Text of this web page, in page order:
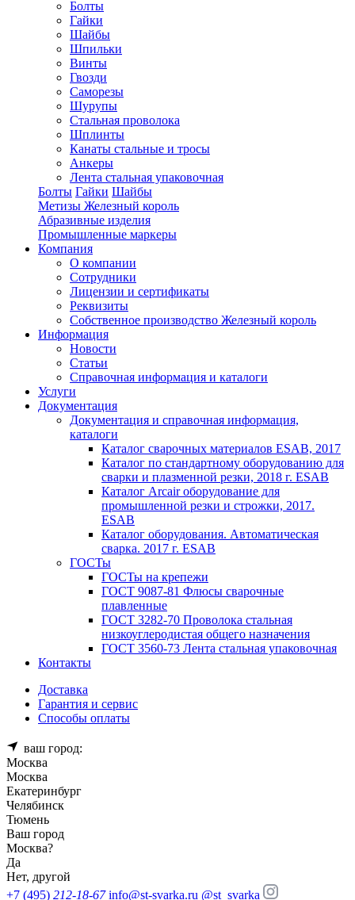
Болты
Гайки
Шайбы
Шпильки
Винты
Гвозди
Саморезы
Шурупы
Стальная проволока
Шплинты
Канаты стальные и тросы
Анкеры
Лента стальная упаковочная
Болты Гайки Шайбы
Метизы Железный король
Абразивные изделия
Промышленные маркеры
Компания
О компании
Сотрудники
Лицензии и сертификаты
Реквизиты
Собственное производство Железный король
Информация
Новости
Статьи
Справочная информация и каталоги
Услуги
Документация
Документация и справочная информация,
каталоги
Каталог сварочных материалов ESAB, 2017
Каталог по стандартному оборудованию для
сварки и плазменной резки, 2018 г. ESAB
Каталог Arcair оборудование для
промышленной резки и строжки, 2017.
ESAB
Каталог оборудования. Автоматическая
сварка. 2017 г. ESAB
ГОСТы
ГОСТы на крепежи
ГОСТ 9087-81 Флюсы сварочные
плавленные
ГОСТ 3282-70 Проволока стальная
низкоуглеродистая общего назначения
ГОСТ 3560-73 Лента стальная упаковочная
Контакты
Доставка
Гарантия и сервис
Способы оплаты
ваш город:
Москва
Москва
Екатеринбург
Челябинск
Тюмень
Ваш город
Москва?
Да
Нет, другой
+7 (495) 212-18-67 info@st-svarka.ru @st_svarka